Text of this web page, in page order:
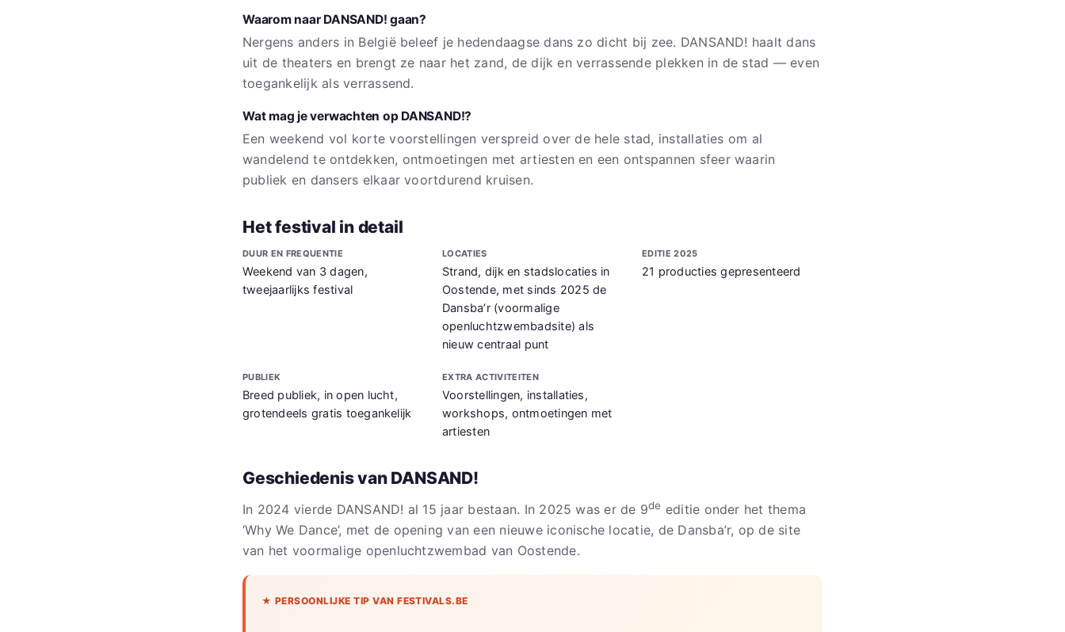
Waarom naar DANSAND! gaan?
Nergens anders in België beleef je hedendaagse dans zo dicht bij zee. DANSAND! haalt dans
uit de theaters en brengt ze naar het zand, de dijk en verrassende plekken in de stad — even
toegankelijk als verrassend.
Wat mag je verwachten op DANSAND!?
Een weekend vol korte voorstellingen verspreid over de hele stad, installaties om al
wandelend te ontdekken, ontmoetingen met artiesten en een ontspannen sfeer waarin
publiek en dansers elkaar voortdurend kruisen.
Het festival in detail
DUUR EN FREQUENTIE
Weekend van 3 dagen,
tweejaarlijks festival
LOCATIES
Strand, dijk en stadslocaties in
Oostende, met sinds 2025 de
Dansba’r (voormalige
openluchtzwembadsite) als
nieuw centraal punt
EDITIE 2025
21 producties gepresenteerd
PUBLIEK
Breed publiek, in open lucht,
grotendeels gratis toegankelijk
EXTRA ACTIVITEITEN
Voorstellingen, installaties,
workshops, ontmoetingen met
artiesten
Geschiedenis van DANSAND!
In 2024 vierde DANSAND! al 15 jaar bestaan. In 2025 was er de 9de editie onder het thema
‘Why We Dance’, met de opening van een nieuwe iconische locatie, de Dansba’r, op de site
van het voormalige openluchtzwembad van Oostende.
★ PERSOONLIJKE TIP VAN FESTIVALS.BE